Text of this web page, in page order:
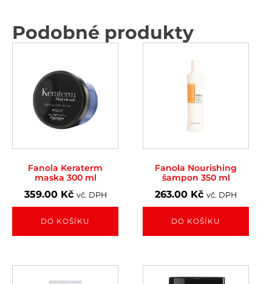
Podobné produkty
Fanola Keraterm
maska 300 ml
359.00 Kč vč. DPH
DO KOŠÍKU
Fanola Nourishing
šampon 350 ml
263.00 Kč vč. DPH
DO KOŠÍKU